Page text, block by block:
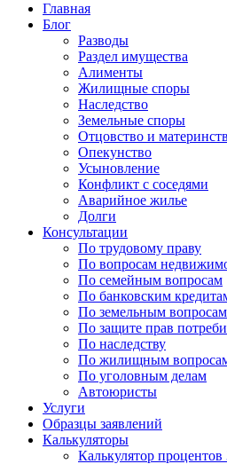
Главная
Блог
Разводы
Раздел имущества
Алименты
Жилищные споры
Наследство
Земельные споры
Отцовство и
Опекунство
Усыновление
Конфликт с соседями
Аварийное жилье
Долги
Консультации
По трудовому праву
По вопросам
По семейным вопросам
По банковским
По земельным вопросам
По защите прав
По наследству
По жилищным
По уголовным делам
Автоюристы
Услуги
Образцы заявлений
Калькуляторы
Калькулятор